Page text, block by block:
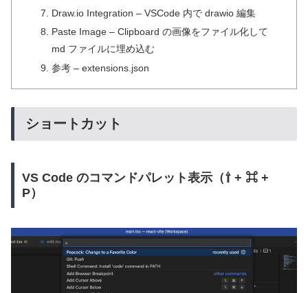
Draw.io Integration – VSCode 内で drawio 編集
Paste Image – Clipboard の画像をファイル化して
md ファイルに埋め込む
参考 – extensions.json
ショートカット
VS Code のコマンドパレット表示（⇧ + ⌘ +
P）